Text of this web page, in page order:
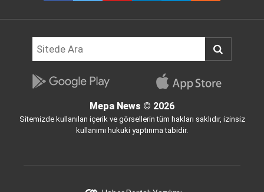
Mepa News © 2026
Sitemizde kullanılan içerik ve görsellerin tüm hakları saklıdır, izinsiz
kullanımı hukuki yaptırıma tabidir.